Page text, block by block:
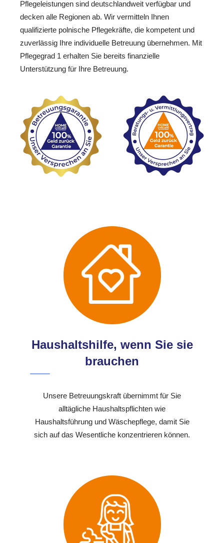
Pflegeleistungen sind deutschlandweit verfügbar und
decken alle Regionen ab. Wir vermitteln Ihnen
qualifizierte polnische Pflegekräfte, die kompetent und
zuverlässig Ihre individuelle Betreuung übernehmen. Mit
Pflegegrad 1 erhalten Sie bereits finanzielle
Unterstützung für Ihre Betreuung.
Haushaltshilfe, wenn Sie sie
brauchen
Unsere Betreuungskraft übernimmt für Sie
alltägliche Haushaltspflichten wie
Haushaltsführung und Wäschepflege, damit Sie
sich auf das Wesentliche konzentrieren können.